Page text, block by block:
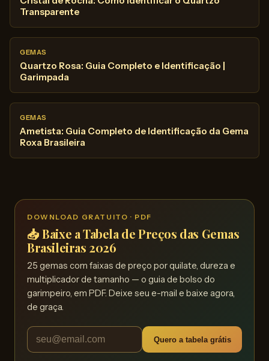
Transparente
GEMAS
Quartzo Rosa: Guia Completo e Identificação |
Garimpada
GEMAS
Ametista: Guia Completo de Identificação da Gema
Roxa Brasileira
DOWNLOAD GRATUITO · PDF
📥 Baixe a Tabela de Preços das Gemas
Brasileiras 2026
25 gemas com faixas de preço por quilate, dureza e
multiplicador de tamanho — o guia de bolso do
garimpeiro, em PDF. Deixe seu e-mail e baixe agora,
de graça.
Quero a tabela grátis